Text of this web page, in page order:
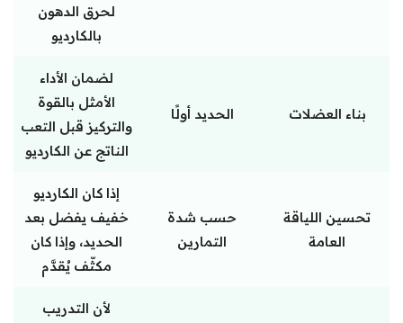
لحرق الدهون
بالكارديو
بناء العضلات الحديد أولًا
لضمان الأداء
الأمثل بالقوة
والتركيز قبل التعب
الناتج عن الكارديو
تحسين اللياقة
العامة
حسب شدة
التمارين
إذا كان الكارديو
خفيف يفضل بعد
الحديد، وإذا كان
مكثّف يُقدَّم
لأن التدريب